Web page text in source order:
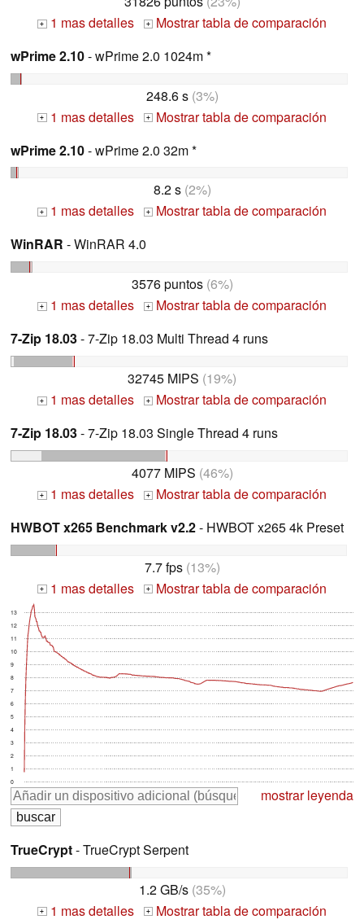
+ 1 mas detalles +
Mostrar tabla de comparación
wPrime 2.10- wPrime 2.0 1024m *
248.6 s(3%)
+ 1 mas detalles +
Mostrar tabla de comparación
wPrime 2.10- wPrime 2.0 32m *
8.2 s(2%)
+ 1 mas detalles +
Mostrar tabla de comparación
WinRAR - WinRAR 4.0
3576 puntos(6%)
+ 1 mas detalles +
Mostrar tabla de comparación
7-Zip 18.03- 7-Zip 18.03 Multi Thread 4 runs
32745 MIPS (19%)
+ 1 mas detalles +
Mostrar tabla de comparación
7-Zip 18.03- 7-Zip 18.03 Single Thread 4 runs
4077 MIPS (46%)
+ 1 mas detalles +
Mostrar tabla de comparación
HWBOT x265 Benchmark v2.2- HWBOT x265 4k Preset
7.7 fps(13%)
+ 1 mas detalles + Mostrar tabla de comparación
0
1
2
3
4
5
6
7
8
9
10
11
12
13
mostrar leyenda
TrueCrypt- TrueCrypt Serpent
1.2 GB/s(35%)
+ 1 mas detalles +
Mostrar tabla de comparación